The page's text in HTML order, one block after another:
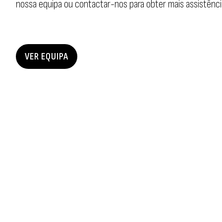
nossa equipa ou contactar-nos para obter mais
VER EQUIPA